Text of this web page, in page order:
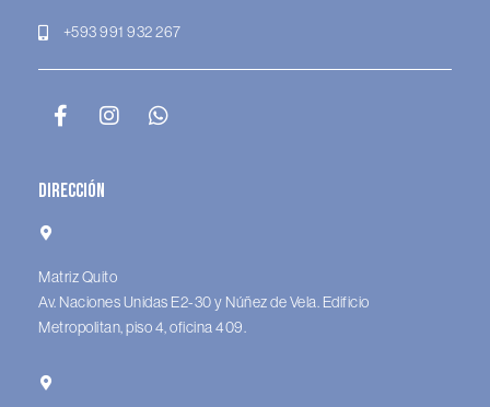
+593 991 932 267
Dirección
Matriz Quito
Av. Naciones Unidas E2-30 y Núñez de Vela. Edificio
Metropolitan, piso 4, oficina 409.